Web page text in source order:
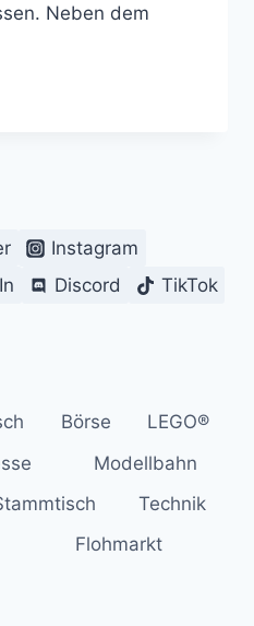
Neben dem
Instagram
Discord TikTok
Börse
LEGO®
Modellbahn
Technik
Flohmarkt